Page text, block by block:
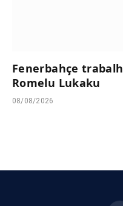
Fenerbahçe
Romelu Lukaku
08/08/2026